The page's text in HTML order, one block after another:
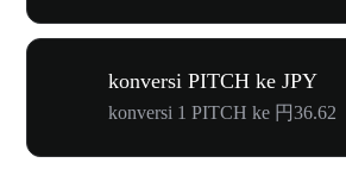
konversi PITCH ke JPY
konversi 1 PITCH ke 円36.62